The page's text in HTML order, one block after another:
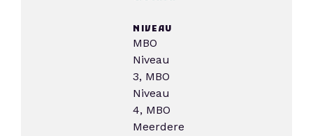
&
Geluid
NIVEAU
MBO
Niveau
3, MBO